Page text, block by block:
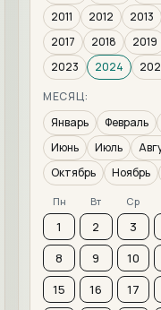
2011
2012 2013
2017
2018 2019
2023
2024
МЕСЯЦ:
Январь
Февраль
Июнь
Июль
Октябрь
Ноябрь
Пн Вт Ср
1 2 3
8
9 10
15
16 17